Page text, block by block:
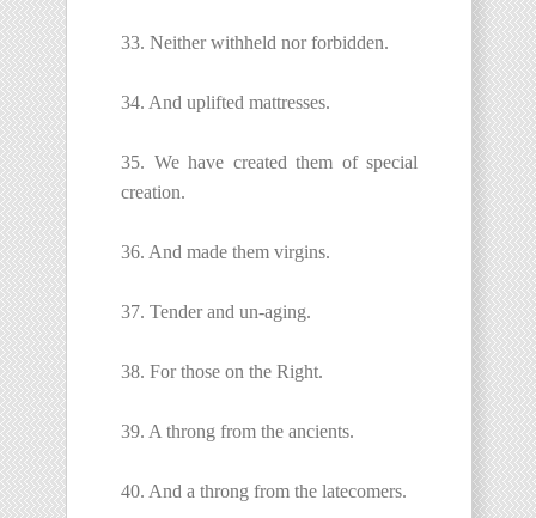
33. Neither withheld nor forbidden.
34. And uplifted mattresses.
35. We have created them of special
creation.
36. And made them virgins.
37. Tender and un-aging.
38. For those on the Right.
39. A throng from the ancients.
40. And a throng from the latecomers.